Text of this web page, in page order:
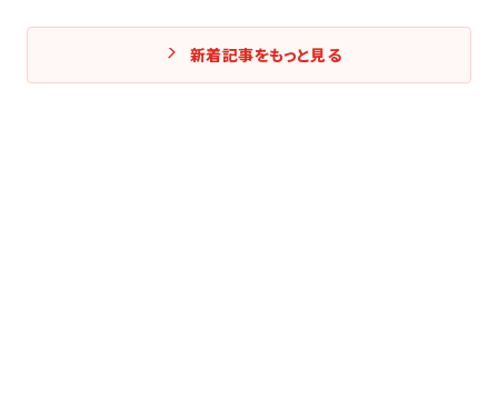
新着記事をもっと見る